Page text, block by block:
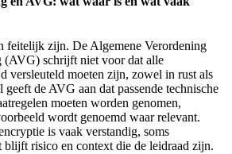
zijn. De Algemene Verordening
(AVG) schrijft niet voor dat alle
versleuteld moeten zijn, zowel in rust als
de AVG aan dat passende technische
moeten worden genomen,
wordt genoemd waar relevant.
is vaak verstandig, soms
blijft risico en context die de leidraad zijn.